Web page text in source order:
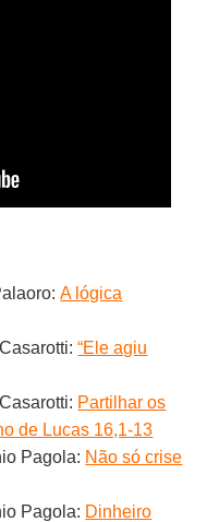
A lógica
“Ele agiu
Partilhar os
de Lucas 16,1-13
Pagola: Não só crise
Pagola: Dinheiro